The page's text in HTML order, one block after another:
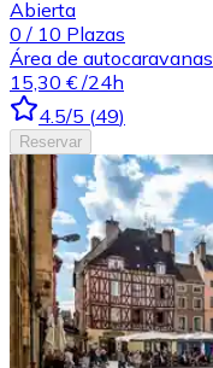
Abierta
0 / 10 Plazas
Área de autocaravanas
15,30 € /24h
4.5/5 (49)
Reservar